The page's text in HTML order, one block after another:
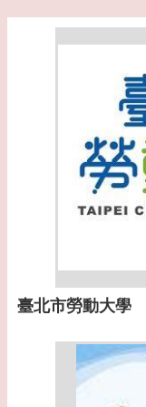
臺北市勞動大學